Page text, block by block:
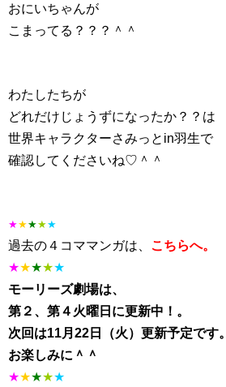
おにいちゃんが
こまってる？？？＾＾
わたしたちが
どれだけじょうずになったか？？は
世界キャラクターさみっとin羽生で
確認してくださいね♡＾＾
★★★★★
過去の４コママンガは、 こちらへ。
★★★★★
モーリーズ劇場は、
第２、第４火曜日に更新中！。
次回は11月22日（火）更新予定です。
お楽しみに＾＾
★★★★★